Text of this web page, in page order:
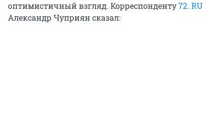
оптимистичный взгляд. Корреспонденту72. RU
Александр Чуприян сказал: